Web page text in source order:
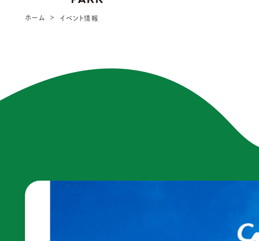
ホーム イベント情報